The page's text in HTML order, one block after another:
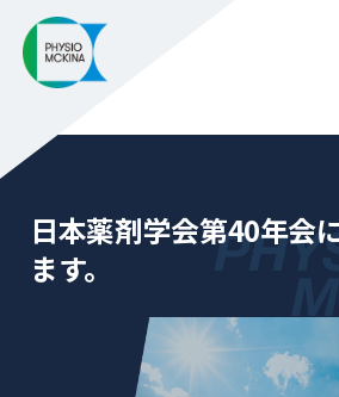
日本薬剤学会第40年会
ます。